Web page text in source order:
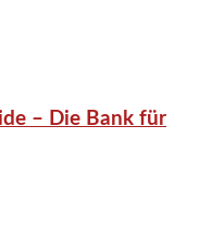
– Die Bank für